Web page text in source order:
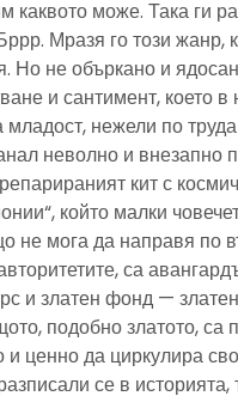
каквото може. Така ги
Мразя го този
Но не объркано и
и сантимент, което
младост, нежели по
неволно и внезапно
кит с
който малки
не мога да направя по
са
и златен фонд —
подобно златото, са
и ценно да циркулира
се в